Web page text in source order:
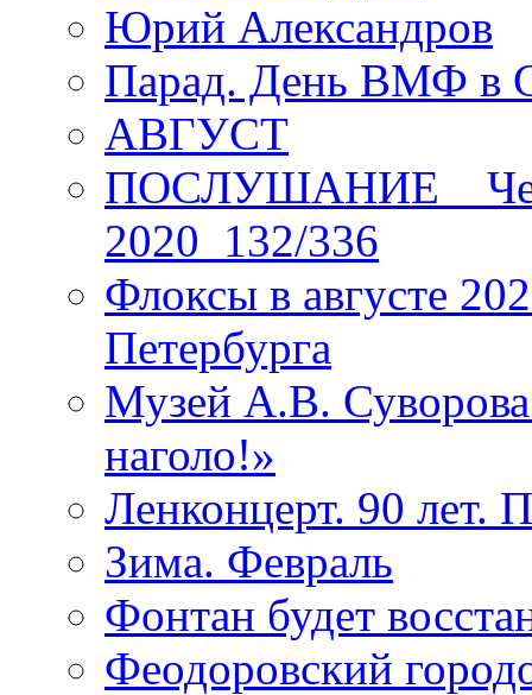
Юрий Александров
Парад. День ВМФ в
АВГУСТ
ПОСЛУШАНИЕ _
2020_132/336
Флоксы в августе
Петербурга
Музей А.В.
наголо!»
Ленконцерт. 90 лет.
Зима. Февраль
Фонтан будет
Феодоровский